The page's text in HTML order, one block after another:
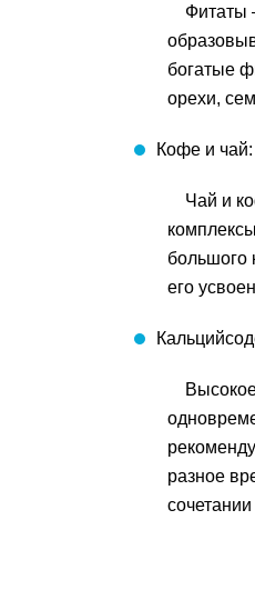
Фитаты
богатые
орехи,
Кофе и чай:
Чай и
большого
его
разное